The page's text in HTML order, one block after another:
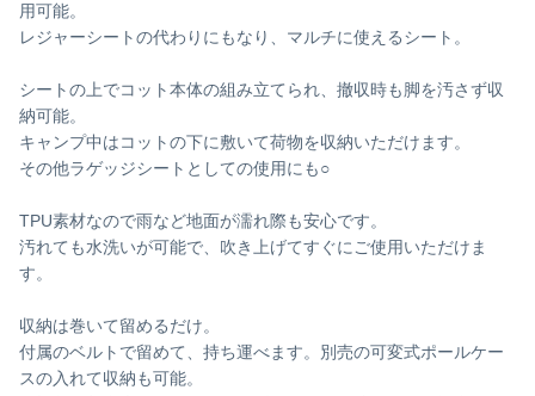
用可能。
レジャーシートの代わりにもなり、マルチに使えるシート。
シートの上でコット本体の組み立てられ、撤収時も脚を汚さず収
納可能。
キャンプ中はコットの下に敷いて荷物を収納いただけます。
その他ラゲッジシートとしての使用にも○
TPU素材なので雨など地面が濡れ際も安心です。
汚れても水洗いが可能で、吹き上げてすぐにご使用いただけま
す。
収納は巻いて留めるだけ。
付属のベルトで留めて、持ち運べます。別売の可変式ポールケー
スの入れて収納も可能。